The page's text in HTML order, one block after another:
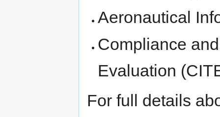
Aeronautical
Compliance
Evaluation
For full details